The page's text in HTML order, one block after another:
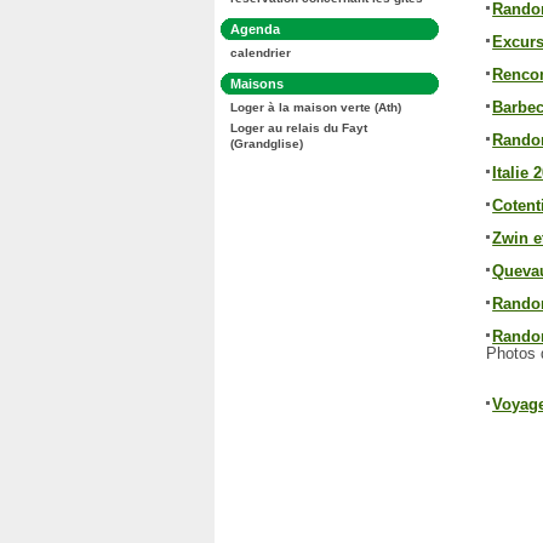
Dans
la
rubrique
:
Agenda
calendrier
Dans
la
rubrique
:
Maisons
Loger à la maison verte (Ath)
Loger au relais du Fayt
(Grandglise)
Italie
Zwin
Photos